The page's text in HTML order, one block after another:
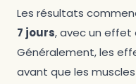
Les résultats
7 jours, avec un effet
Généralement, les
avant que les